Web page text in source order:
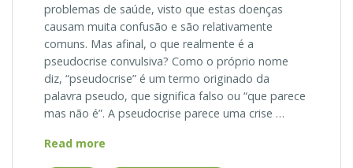
problemas de saúde, visto que estas doenças
causam muita confusão e são relativamente
comuns. Mas afinal, o que realmente é a
pseudocrise convulsiva? Como o próprio nome
diz, “pseudocrise” é um termo originado da
palavra pseudo, que significa falso ou “que parece
mas não é”. A pseudocrise parece uma crise …
Read more